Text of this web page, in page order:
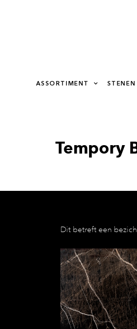
ASSORTIMENT STENEN
Tempory
Dit betreft een